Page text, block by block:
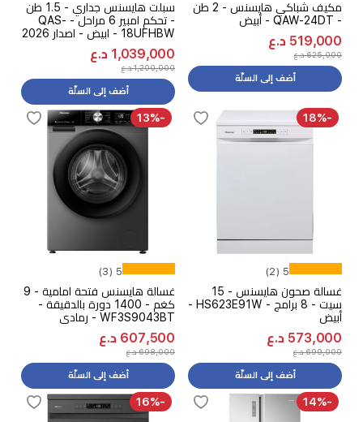
مكيف شباكي هايسنس - 2 طن
- QAW-24DT - أبيض
519,000 د.ع
625,000 د.ع
أضف إلى السلّة
سبلت هايسنس جداري - 1.5 طن
- تحكم امبير 6 مراحل - QAS-
18UFHBW - ابيض - اصدار 2026
1,039,000 د.ع
1,200,000 د.ع
أضف إلى السلّة
-18%
5 (2)
غسالة صحون هايسنس - 15
سيت - 8 برامج - HS623E91W -
أبيض
573,000 د.ع
699,000 د.ع
أضف إلى السلّة
-13%
5 (3)
غسالة هايسنس فتحة امامية - 9
كغم - 1400 دورة بالدقيقة -
WF3S9043BT - رمادي
607,500 د.ع
698,000 د.ع
أضف إلى السلّة
-14%
-16%